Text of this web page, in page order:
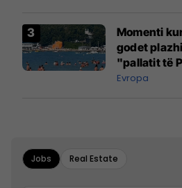
Momenti
godet
"pallatit të
Evropa
Jobs Real Estate